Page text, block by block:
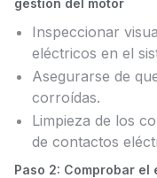
gestión del motor
Inspeccionar
eléctricos en el
Asegurarse de
corroídas.
Limpieza de los
de contactos
Paso 2: Comprobar el